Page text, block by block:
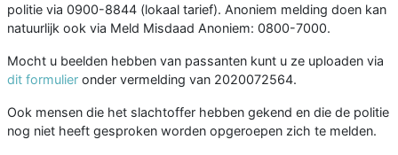
politie via 0900-8844 (lokaal tarief). Anoniem melding doen kan
natuurlijk ook via Meld Misdaad Anoniem: 0800-7000.
Mocht u beelden hebben van passanten kunt u ze uploaden via
dit formulier onder vermelding van 2020072564.
Ook mensen die het slachtoffer hebben gekend en die de politie
nog niet heeft gesproken worden opgeroepen zich te melden.